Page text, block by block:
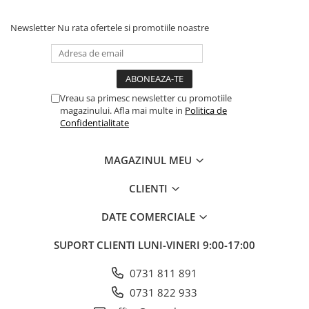
Newsletter Nu rata ofertele si promotiile noastre
Vreau sa primesc newsletter cu promotiile
magazinului. Afla mai multe in Politica de
Confidentialitate
MAGAZINUL MEU
CLIENTI
DATE COMERCIALE
SUPORT CLIENTI LUNI-VINERI 9:00-17:00
0731 811 891
0731 822 933